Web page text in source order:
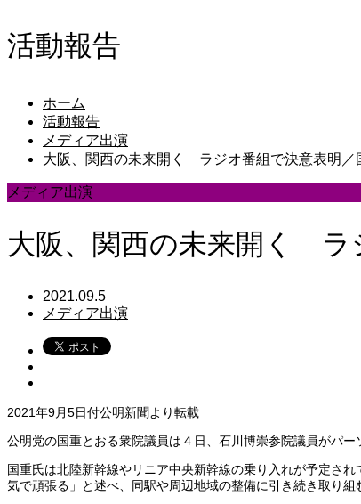
活動報告
ホーム
活動報告
メディア出演
大阪、関西の未来開く ラジオ番組で決意表明／
メディア出演
大阪、関西の未来開く ラ
2021.09.5
メディア出演
2021年9月5日付公明新聞より転載
公明党の国重とおる衆院議員は４日、石川博崇参院議員がパ
国重氏は北陸新幹線やリニア中央新幹線の乗り入れが予定さ
気で頑張る」と述べ、同駅や周辺地域の整備に引き続き取り組